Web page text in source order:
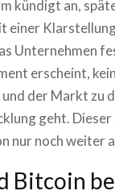
kündigt an,
einer
Unternehmen
erscheint,
der Markt zu
geht.
nur noch weiter
Bitcoin